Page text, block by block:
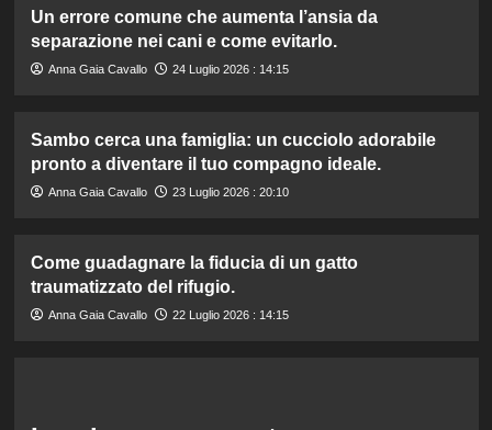
Un errore comune che aumenta l’ansia da
separazione nei cani e come evitarlo.
Anna Gaia Cavallo 24 Luglio 2026 : 14:15
Sambo cerca una famiglia: un cucciolo adorabile
pronto a diventare il tuo compagno ideale.
Anna Gaia Cavallo 23 Luglio 2026 : 20:10
Come guadagnare la fiducia di un gatto
traumatizzato del rifugio.
Anna Gaia Cavallo 22 Luglio 2026 : 14:15